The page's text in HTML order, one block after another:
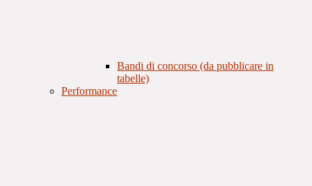
Bandi di concorso (da pubblicare in
tabelle)
Performance